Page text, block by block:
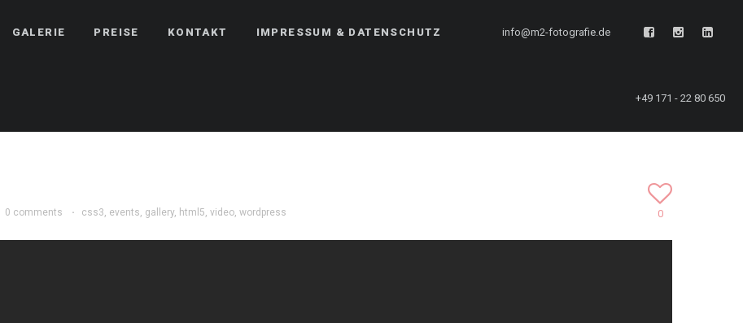
GALERIE PREISE KONTAKT IMPRESSUM & DATENSCHUTZ info@m2-fotografie.de
+49 171 - 22 80 650
0 comments · css3, events, gallery, html5, video, wordpress 0